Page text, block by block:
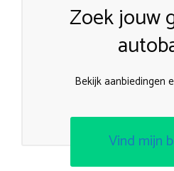
Zoek jouw
Bekijk aanbiedingen
Vind mijn